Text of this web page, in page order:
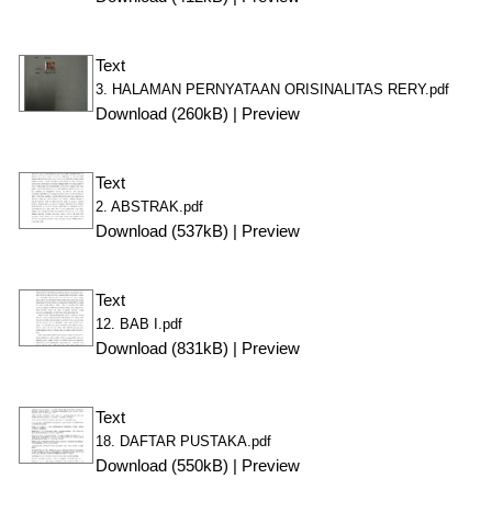
Text
3. HALAMAN PERNYATAAN ORISINALITAS RERY.pdf
Download (260kB) Preview
Text
2. ABSTRAK.pdf
Download (537kB) Preview
Text
12. BAB I.pdf
Download (831kB) Preview
Text
18. DAFTAR PUSTAKA.pdf
Download (550kB) Preview